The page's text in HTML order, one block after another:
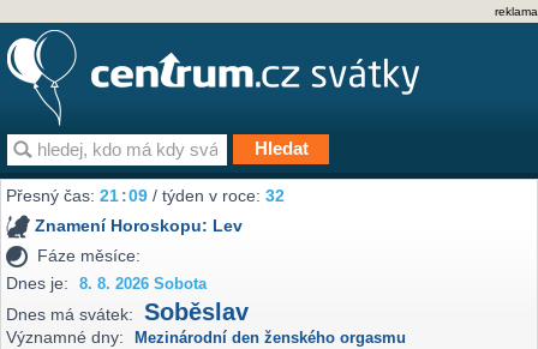
reklama
Přesný čas:21:09 / týden v roce:32
Znamení Horoskopu: Lev
Fáze měsíce:
Dnes je:
8. 8. 2026 Sobota
Dnes má svátek: Soběslav
Významné dny: Mezinárodní den ženského orgasmu